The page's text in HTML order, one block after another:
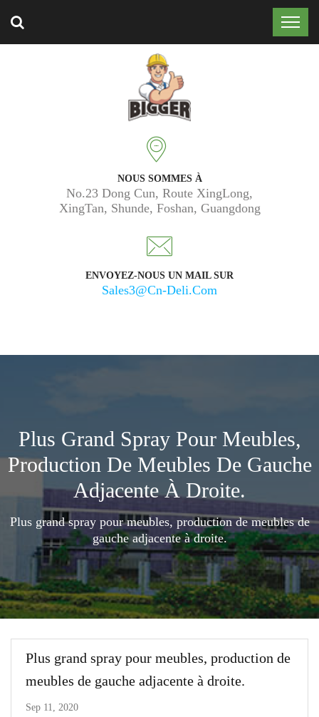
Approuvé par 50 000 clients dans le monde entier.
NOUS SOMMES À
No.23 Dong Cun, Route XingLong,
XingTan, Shunde, Foshan, Guangdong
ENVOYEZ-NOUS UN MAIL SUR
Sales3@cn-Deli.com
Plus Grand Spray Pour Meubles,
Production De Meubles De Gauche
Adjacente À Droite.
Plus grand spray pour meubles, production de meubles de
gauche adjacente à droite.
Plus grand spray pour meubles, production de
meubles de gauche adjacente à droite.
Sep 11, 2020